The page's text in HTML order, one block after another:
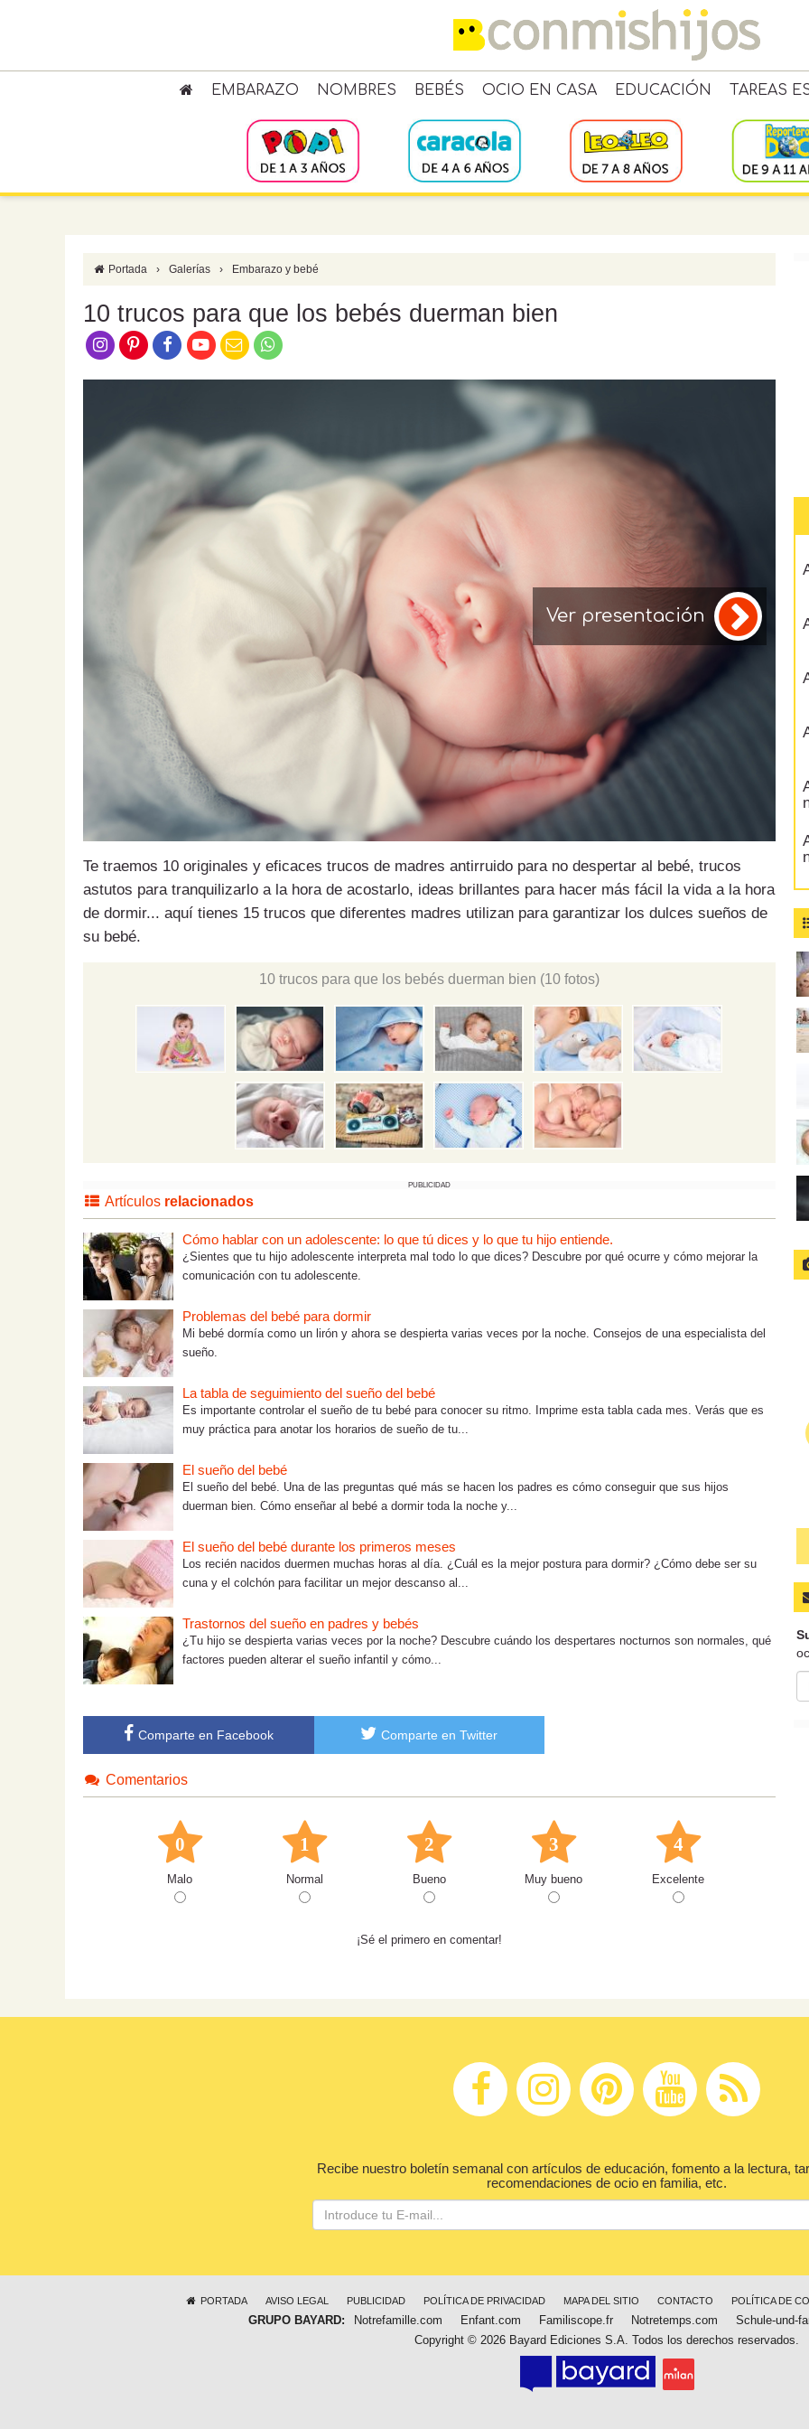
EMBARAZO NOMBRES BEBÉS OCIO EN CASA EDUCACIÓN TAREAS
Portada › Galerías › Embarazo y bebé
10 trucos para que los bebés duerman bien
Ver presentación
Te traemos 10 originales y eficaces trucos de madres antirruido para no despertar al bebé, trucos
astutos para tranquilizarlo a la hora de acostarlo, ideas brillantes para hacer más fácil la vida a la hora
de dormir... aquí tienes 15 trucos que diferentes madres utilizan para garantizar los dulces sueños de
su bebé.
10 trucos para que los bebés duerman bien (10 fotos)
PUBLICIDAD
Artículos relacionados
Cómo hablar con un adolescente: lo que tú dices y lo que tu hijo entiende.
¿Sientes que tu hijo adolescente interpreta mal todo lo que dices? Descubre por qué ocurre y cómo mejorar la
comunicación con tu adolescente.
Problemas del bebé para dormir
Mi bebé dormía como un lirón y ahora se despierta varias veces por la noche. Consejos de una especialista del
sueño.
La tabla de seguimiento del sueño del bebé
Es importante controlar el sueño de tu bebé para conocer su ritmo. Imprime esta tabla cada mes. Verás que es
muy práctica para anotar los horarios de sueño de tu...
El sueño del bebé
El sueño del bebé. Una de las preguntas qué más se hacen los padres es cómo conseguir que sus hijos
duerman bien. Cómo enseñar al bebé a dormir toda la noche y...
El sueño del bebé durante los primeros meses
Los recién nacidos duermen muchas horas al día. ¿Cuál es la mejor postura para dormir? ¿Cómo debe ser su
cuna y el colchón para facilitar un mejor descanso al...
Trastornos del sueño en padres y bebés
¿Tu hijo se despierta varias veces por la noche? Descubre cuándo los despertares nocturnos son normales, qué
factores pueden alterar el sueño infantil y cómo...
Comparte en Facebook Comparte en Twitter
Comentarios
0
Malo
1
Normal
2
Bueno
3
Muy bueno
4
Excelente
¡Sé el primero en comentar!
Recibe nuestro boletín semanal con artículos de educación, fomento a la lectura,
recomendaciones de ocio en familia, etc.
PORTADA AVISO LEGAL PUBLICIDAD POLÍTICA DE PRIVACIDAD MAPA DEL SITIO CONTACTO POLÍTICA DE
GRUPO BAYARD: Notrefamille.com Enfant.com Familiscope.fr Notretemps.com Schule-und-
Copyright © 2026 Bayard Ediciones S.A. Todos los derechos reservados.